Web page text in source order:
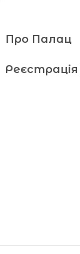
Про Палац